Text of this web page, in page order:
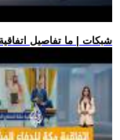
.. شبكات | ما تفاصيل